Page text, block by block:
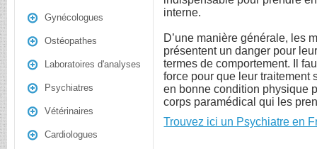
Gynécologues
Ostéopathes
Laboratoires d'analyses
Psychiatres
Vétérinaires
Cardiologues
interne.
D’une manière générale, les
présentent un danger pour
termes de comportement. Il
force pour que leur traitement
en bonne condition physique
corps paramédical qui les
Trouvez ici un Psychiatre en